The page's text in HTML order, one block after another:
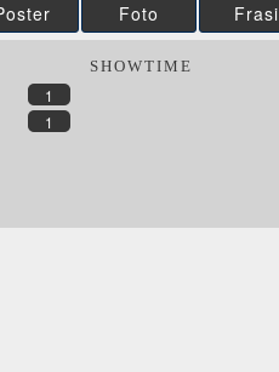
Foto Frasi
1
1
SHOWTIME